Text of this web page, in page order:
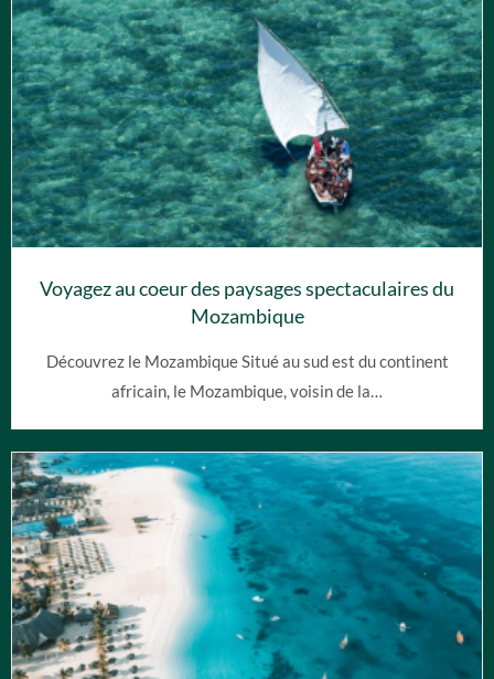
Voyagez au coeur des paysages spectaculaires du
Mozambique
Découvrez le Mozambique Situé au sud est du continent
africain, le Mozambique, voisin de la…